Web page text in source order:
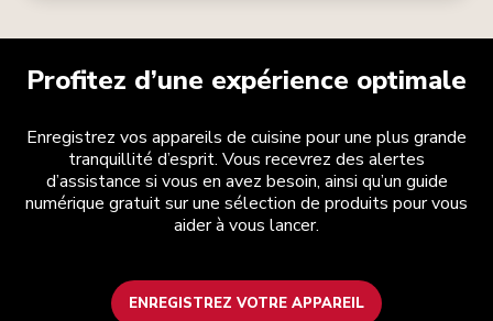
Profitez d’une expérience optimale
Enregistrez vos appareils de cuisine pour une plus grande
tranquillité d’esprit. Vous recevrez des alertes
d’assistance si vous en avez besoin, ainsi qu’un guide
numérique gratuit sur une sélection de produits pour vous
aider à vous lancer.
ENREGISTREZ VOTRE APPAREIL